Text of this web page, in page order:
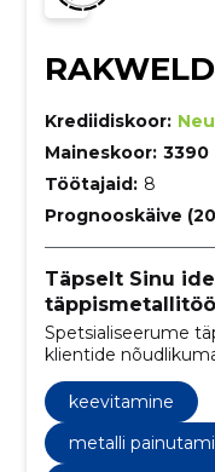
Krediidiskoor:
Maineskoor: 3390
Töötajaid: 8
Prognooskäive
Täpselt Sinu
Spetsialiseerume
klientide
lõikamise,
keevitamine
metalli